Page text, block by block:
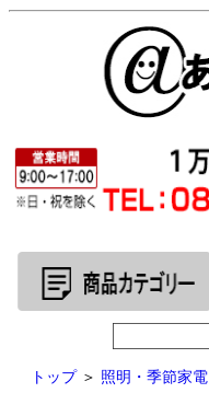
トップ＞ 照明・季節家電